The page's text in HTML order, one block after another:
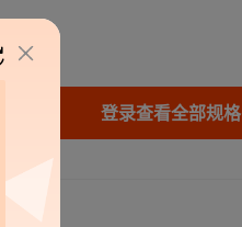
登录查看全部规格